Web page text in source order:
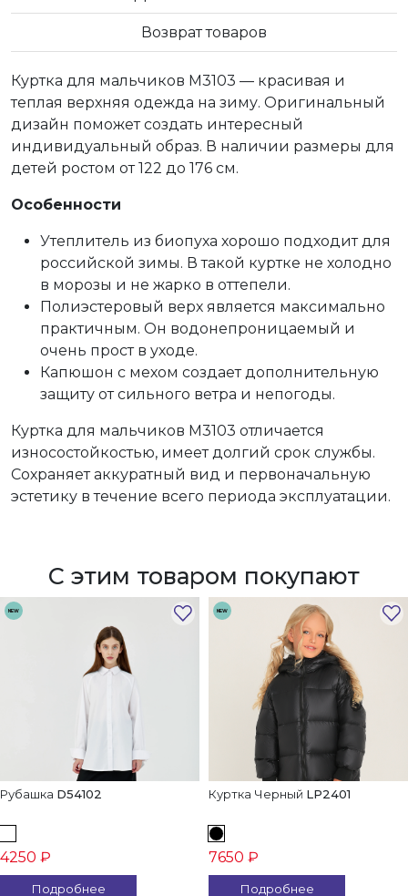
Возврат товаров
Куртка для мальчиков M3103 — красивая и
теплая верхняя одежда на зиму. Оригинальный
дизайн поможет создать интересный
индивидуальный образ. В наличии размеры для
детей ростом от 122 до 176 см.
Особенности
Утеплитель из биопуха хорошо подходит для
российской зимы. В такой куртке не холодно
в морозы и не жарко в оттепели.
Полиэстеровый верх является максимально
практичным. Он водонепроницаемый и
очень прост в уходе.
Капюшон с мехом создает дополнительную
защиту от сильного ветра и непогоды.
Куртка для мальчиков M3103 отличается
износостойкостью, имеет долгий срок службы.
Сохраняет аккуратный вид и первоначальную
эстетику в течение всего периода эксплуатации.
С этим товаром покупают
NEW
Рубашка D54102
4250 ₽
Подробнее
NEW
Куртка Черный LP2401
7650 ₽
Подробнее